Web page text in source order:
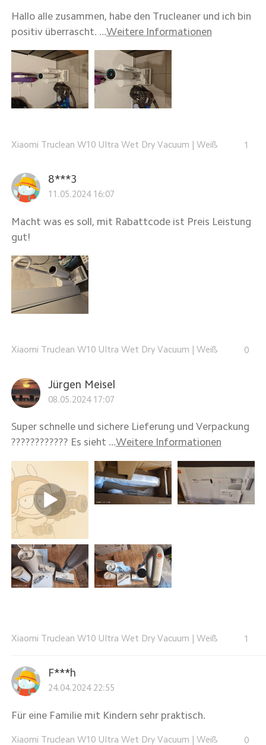
Hallo alle zusammen, habe den Trucleaner und ich bin
positiv überrascht. ...Weitere Informationen
Xiaomi Truclean W10 Ultra Wet Dry Vacuum Weiß 1
8***3
11.05.2024 16:07
Macht was es soll, mit Rabattcode ist Preis Leistung
gut!
Xiaomi Truclean W10 Ultra Wet Dry Vacuum Weiß 0
Jürgen Meisel
08.05.2024 17:07
Super schnelle und sichere Lieferung und Verpackung
???????????? Es sieht ...Weitere Informationen
Xiaomi Truclean W10 Ultra Wet Dry Vacuum Weiß 1
F***h
24.04.2024 22:55
Für eine Familie mit Kindern sehr praktisch.
Xiaomi Truclean W10 Ultra Wet Dry Vacuum | Weiß 0